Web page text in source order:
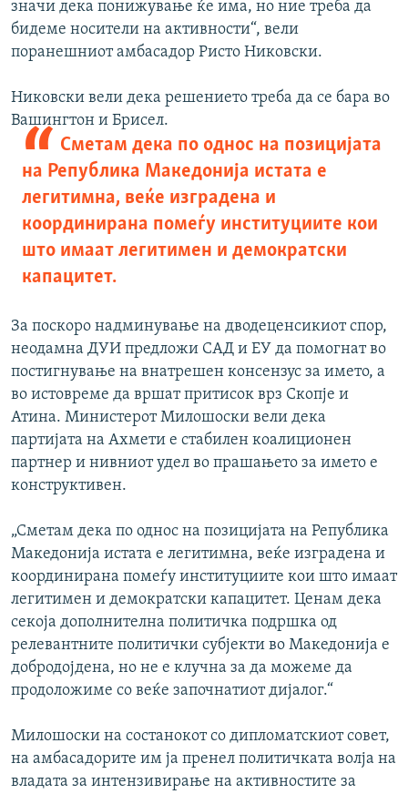
значи дека понижување ќе има, но ние треба да
бидеме носители на активности“, вели
поранешниот амбасадор Ристо Никовски.
Никовски вели дека решението треба да се бара во
Вашингтон и Брисел.
Сметам дека по однос на позицијата
на Република Македонија истата е
легитимна, веќе изградена и
координирана помеѓу институциите кои
што имаат легитимен и демократски
капацитет.
За поскоро надминување на дводеценсикиот спор,
неодамна ДУИ предложи САД и ЕУ да помогнат во
постигнување на внатрешен консензус за името, а
во истовреме да вршат притисок врз Скопје и
Атина. Министерот Милошоски вели дека
партијата на Ахмети е стабилен коалиционен
партнер и нивниот удел во прашањето за името е
конструктивен.
„Сметам дека по однос на позицијата на Република
Македонија истата е легитимна, веќе изградена и
координирана помеѓу институциите кои што имаат
легитимен и демократски капацитет. Ценам дека
секоја дополнителна политичка подршка од
релевантните политички субјекти во Македонија е
добродојдена, но не е клучна за да можеме да
продоложиме со веќе започнатиот дијалог.“
Милошоски на состанокот со дипломатскиот совет,
на амбасадорите им ја пренел политичката волја на
владата за интензивирање на активностите за